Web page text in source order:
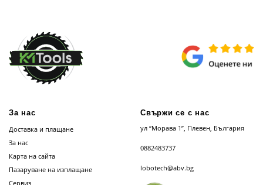
За нас
Доставка и плащане
За нас
Карта на сайта
Пазаруване на изплащане
Сервиз
Свържи се с нас
ул “Морава 1”, Плевен, България
0882483737
lobotech@abv.bg